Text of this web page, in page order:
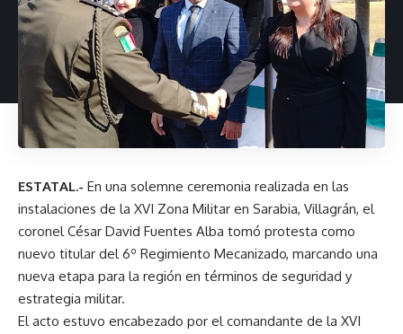
ESTATAL.- En una solemne ceremonia realizada en las
instalaciones de la XVI Zona Militar en Sarabia, Villagrán, el
coronel César David Fuentes Alba tomó protesta como
nuevo titular del 6º Regimiento Mecanizado, marcando una
nueva etapa para la región en términos de seguridad y
estrategia militar.
El acto estuvo encabezado por el comandante de la XVI